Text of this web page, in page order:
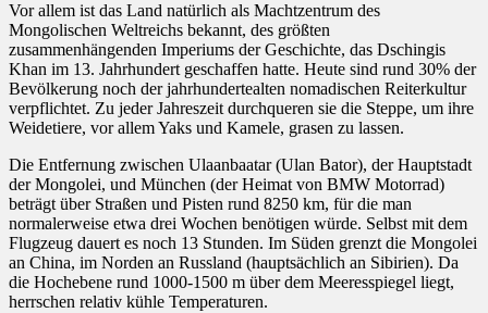
Vor allem ist das Land natürlich als Machtzentrum des
Mongolischen Weltreichs bekannt, des größten
zusammenhängenden Imperiums der Geschichte, das Dschingis
Khan im 13. Jahrhundert geschaffen hatte. Heute sind rund 30% der
Bevölkerung noch der jahrhundertealten nomadischen Reiterkultur
verpflichtet. Zu jeder Jahreszeit durchqueren sie die Steppe, um ihre
Weidetiere, vor allem Yaks und Kamele, grasen zu lassen.
Die Entfernung zwischen Ulaanbaatar (Ulan Bator), der Hauptstadt
der Mongolei, und München (der Heimat von BMW Motorrad)
beträgt über Straßen und Pisten rund 8250 km, für die man
normalerweise etwa drei Wochen benötigen würde. Selbst mit dem
Flugzeug dauert es noch 13 Stunden. Im Süden grenzt die Mongolei
an China, im Norden an Russland (hauptsächlich an Sibirien). Da
die Hochebene rund 1000-1500 m über dem Meeresspiegel liegt,
herrschen relativ kühle Temperaturen.